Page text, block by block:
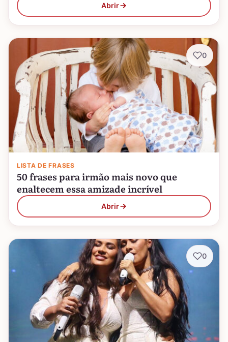
Abrir
LISTA DE FRASES
50 frases para irmão mais novo que
enaltecem essa amizade incrível
Abrir
0
0